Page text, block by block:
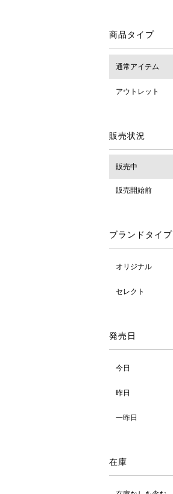
商品タイプ
通常アイテム
アウトレット
販売状況
販売中
販売開始前
ブランドタイプ
オリジナル
セレクト
発売日
今日
昨日
一昨日
在庫